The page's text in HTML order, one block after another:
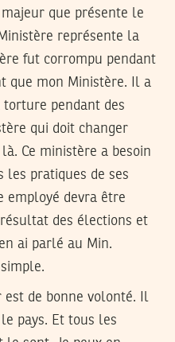
que présente le
représente la
fut corrompu pendant
que mon Ministère. Il a
pendant des
qui doit changer
Ce ministère a besoin
les pratiques de ses
employé devra être
des élections et
ai parlé au Min.
est de bonne volonté. Il
pays. Et tous les